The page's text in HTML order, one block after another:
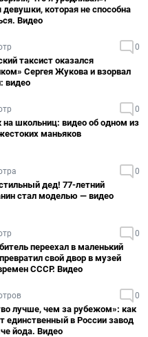
девушки, которая не способна
Видео
0
таксист оказался
Сергея Жукова и взорвал
видео
0
на школьниц: видео об одном из
маньяков
0
дед! 77-летний
стал моделью — видео
0
переехал в маленький
свой двор в музей
СССР. Видео
0
лучше, чем за рубежом»: как
единственный в России завод
йода. Видео